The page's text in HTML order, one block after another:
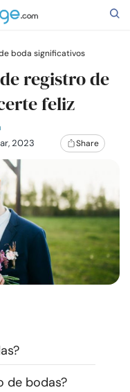
boda significativos
registro de
feliz
2023 Share
de bodas?